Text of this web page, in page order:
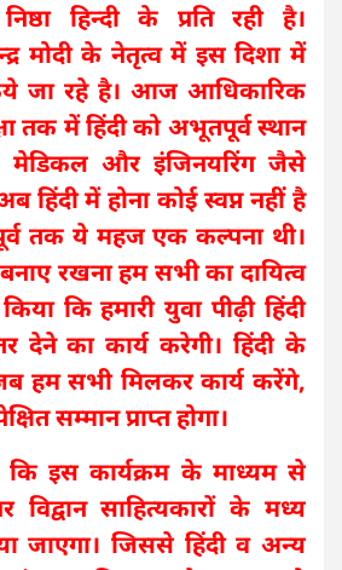
हिन्दी के प्रति रही है।
मोदी के नेतृत्व में इस दिशा में
जा रहे है। आज आधिकारिक
तक में हिंदी को अभूतपूर्व स्थान
मेडिकल और इंजिनयरिंग जैसे
हिंदी में होना कोई स्वप्न नहीं है
तक ये महज एक कल्पना थी।
रखना हम सभी का दायित्व
कि हमारी युवा पीढ़ी हिंदी
देने का कार्य करेगी। हिंदी के
हम सभी मिलकर कार्य करेंगे,
सम्मान प्राप्त होगा।
कि इस कार्यक्रम के माध्यम से
साहित्यकारों के मध्य
जाएगा। जिससे हिंदी व अन्य